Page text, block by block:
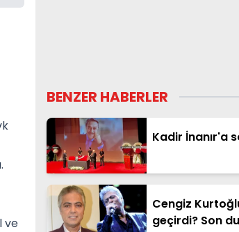
ve
BENZER HABERLER
Kadir İnanır'a
Cengiz
geçirdi? Son